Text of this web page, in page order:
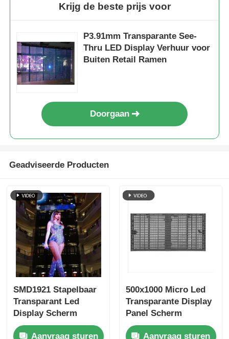
Krijg de beste prijs voor
P3.91mm Transparante See-
Thru LED Display Verhuur voor
Buiten Retail Ramen
Doorgaan
Geadviseerde Producten
SMD1921 Stapelbaar
Transparant Led
Display Scherm
Videowall Voor
Detailhandel
Aanvraag sturen
500x1000 Micro Led
Transparante Display
Panel Scherm
Verhuur
Snelvergrendeling Op
Aanvraag sturen